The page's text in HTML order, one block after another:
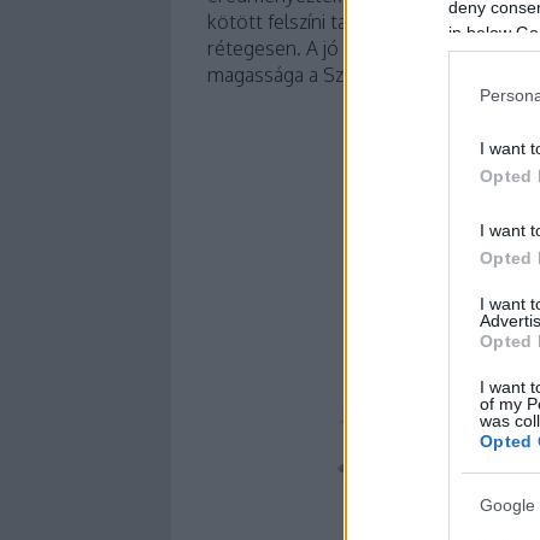
deny
in below
I want
Opted
I want
Opted
I want
Opted
I want
of my
was
Opted
Google
kötött felszíni talaj alatt többek közt
rétegesen. A jó vízelvezető és
magassága a Szent Tamást Tokaj